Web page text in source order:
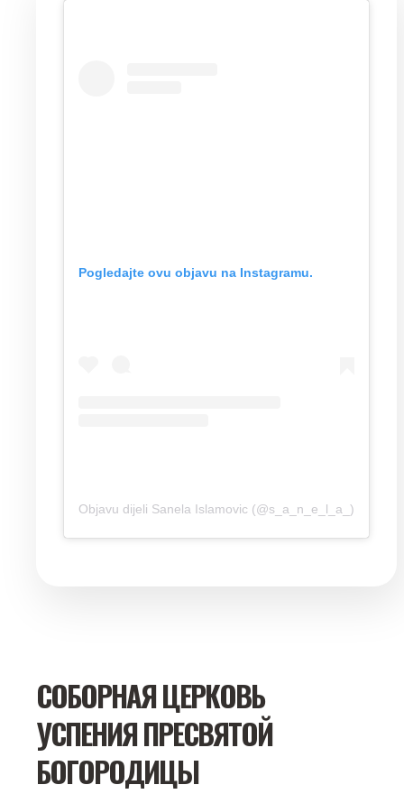
Pogledajte ovu objavu na Instagramu.
Objavu dijeli Sanela Islamovic (@s_a_n_e_l_a_)
СОБОРНАЯ ЦЕРКОВЬ
УСПЕНИЯ ПРЕСВЯТОЙ
БОГОРОДИЦЫ